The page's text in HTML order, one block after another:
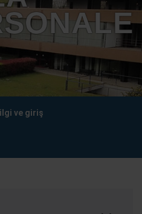
ve giriş